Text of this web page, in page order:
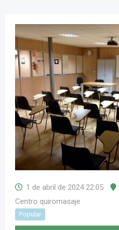
1 de abril de 2024 22:05
Centro quiromasaje
Popular